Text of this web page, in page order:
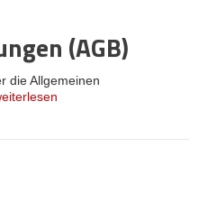
(AGB)
die Allgemeinen